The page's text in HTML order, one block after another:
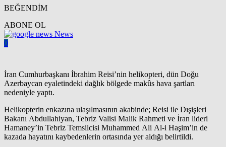
BEĞENDİM
ABONE OL
News
0
İran Cumhurbaşkanı İbrahim Reisi’nin helikopteri, dün Doğu
Azerbaycan eyaletindeki dağlık bölgede makûs hava şartları
nedeniyle yaptı.
Helikopterin enkazına ulaşılmasının akabinde; Reisi ile Dışişleri
Bakanı Abdullahiyan, Tebriz Valisi Malik Rahmeti ve İran lideri
Hamaney’in Tebriz Temsilcisi Muhammed Ali Al-i Haşim’in de
kazada hayatını kaybedenlerin ortasında yer aldığı belirtildi.